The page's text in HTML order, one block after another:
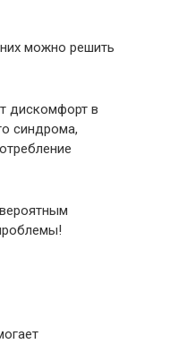
можно решить
дискомфорт в
синдрома,